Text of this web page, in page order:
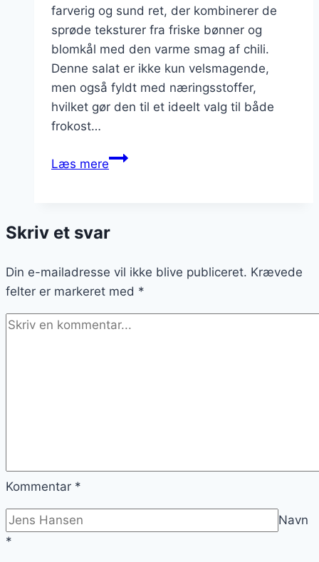
farverig og sund ret, der kombinerer de
sprøde teksturer fra friske bønner og
blomkål med den varme smag af chili.
Denne salat er ikke kun velsmagende,
men også fyldt med næringsstoffer,
hvilket gør den til et ideelt valg til både
frokost…
Læs mereBønnesalat
chili
Skriv et svar
Din e-mailadresse vil ikke blive publiceret. Krævede
felter er markeret med *
Kommentar *
Navn
*